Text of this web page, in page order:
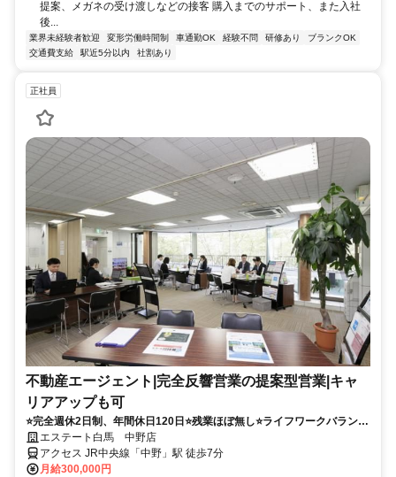
提案、メガネの受け渡しなどの接客 購入までのサポート、また入社
後...
業界未経験者歓迎 変形労働時間制 車通勤OK 経験不問 研修あり
ブランクOK
交通費支給
駅近5分以内 社割あり
正社員
不動産エージェント|完全反響営業の提案型営業|キャ
リアアップも可
⭐️完全週休2日制、年間休日120日⭐️残業ほぼ無し⭐️ライフワークバランス
も充実
エステート白馬 中野店
アクセス JR中央線「中野」駅 徒歩7分
月給300,000円